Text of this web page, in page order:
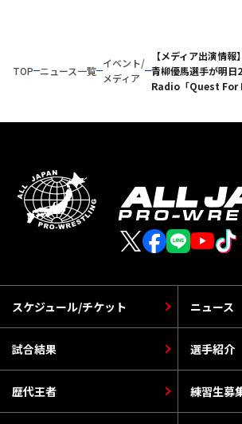
TOP ニュース一覧
イベント/
メディア
【メディア出演情報】
青柳優馬選手が明
Radio「Quest For
スケジュール/チケット
選手紹介
ニュース
歴代王者
試合結果
練習生募